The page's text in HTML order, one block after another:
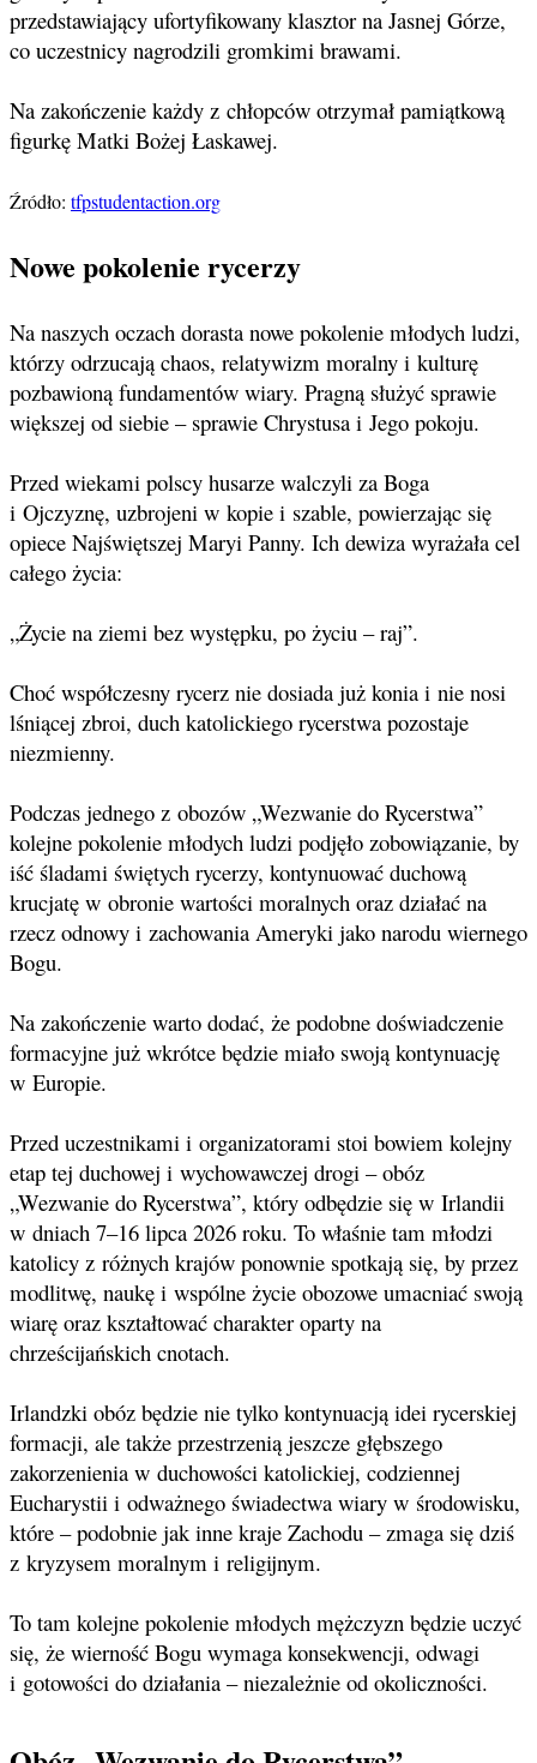
przedstawiający ufortyfikowany klasztor na Jasnej Górze,
co uczestnicy nagrodzili gromkimi brawami.
Na zakończenie każdy z chłopców otrzymał pamiątkową
figurkę Matki Bożej Łaskawej.
Źródło: tfpstudentaction.org
Nowe pokolenie rycerzy
Na naszych oczach dorasta nowe pokolenie młodych ludzi,
którzy odrzucają chaos, relatywizm moralny i kulturę
pozbawioną fundamentów wiary. Pragną służyć sprawie
większej od siebie – sprawie Chrystusa i Jego pokoju.
Przed wiekami polscy husarze walczyli za Boga
i Ojczyznę, uzbrojeni w kopie i szable, powierzając się
opiece Najświętszej Maryi Panny. Ich dewiza wyrażała cel
całego życia:
„Życie na ziemi bez występku, po życiu – raj”.
Choć współczesny rycerz nie dosiada już konia i nie nosi
lśniącej zbroi, duch katolickiego rycerstwa pozostaje
niezmienny.
Podczas jednego z obozów „Wezwanie do Rycerstwa”
kolejne pokolenie młodych ludzi podjęło zobowiązanie, by
iść śladami świętych rycerzy, kontynuować duchową
krucjatę w obronie wartości moralnych oraz działać na
rzecz odnowy i zachowania Ameryki jako narodu wiernego
Bogu.
Na zakończenie warto dodać, że podobne doświadczenie
formacyjne już wkrótce będzie miało swoją kontynuację
w Europie.
Przed uczestnikami i organizatorami stoi bowiem kolejny
etap tej duchowej i wychowawczej drogi – obóz
„Wezwanie do Rycerstwa”, który odbędzie się w Irlandii
w dniach 7–16 lipca 2026 roku. To właśnie tam młodzi
katolicy z różnych krajów ponownie spotkają się, by przez
modlitwę, naukę i wspólne życie obozowe umacniać swoją
wiarę oraz kształtować charakter oparty na
chrześcijańskich cnotach.
Irlandzki obóz będzie nie tylko kontynuacją idei rycerskiej
formacji, ale także przestrzenią jeszcze głębszego
zakorzenienia w duchowości katolickiej, codziennej
Eucharystii i odważnego świadectwa wiary w środowisku,
które – podobnie jak inne kraje Zachodu – zmaga się dziś
z kryzysem moralnym i religijnym.
To tam kolejne pokolenie młodych mężczyzn będzie uczyć
się, że wierność Bogu wymaga konsekwencji, odwagi
i gotowości do działania – niezależnie od okoliczności.